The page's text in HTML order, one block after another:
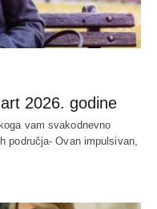
2026. godine
vam svakodnevno
područja- Ovan impulsivan,